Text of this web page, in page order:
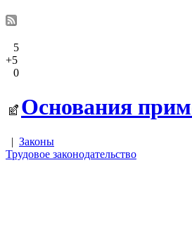
5
+5
0
Основания
| Законы
Трудовое законодательство